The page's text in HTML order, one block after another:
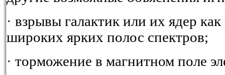
· взрывы галактик или их ядер
широких ярких полос спектров;
· торможение в магнитном поле